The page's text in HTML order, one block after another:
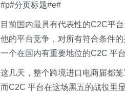
#p#分页标题#e#
目前国内最具有代表性的C2C平
他的平台竞争，对所有符合条件
一个在国内有重要地位的C2C 平台
这几天，整个跨境进口电商届都
而C2C 平台在这场黑五的战役里